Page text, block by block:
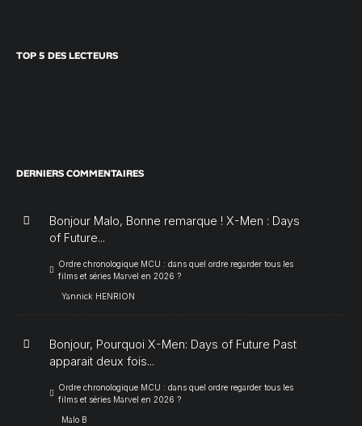
TOP 5 DES LECTEURS
DERNIERS COMMENTAIRES
Bonjour Malo, Bonne remarque ! X-Men : Days
of Future...
Ordre chronologique MCU : dans quel ordre regarder tous les
films et séries Marvel en 2026 ?
Yannick HENRION
Bonjour, Pourquoi X-Men: Days of Future Past
apparait deux fois...
Ordre chronologique MCU : dans quel ordre regarder tous les
films et séries Marvel en 2026 ?
Malo B